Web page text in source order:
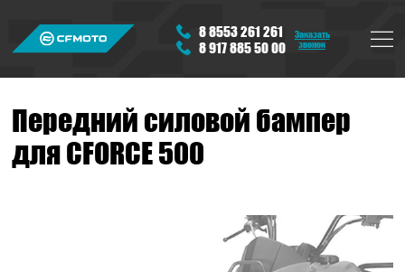
8 8553 261 261
8 917 885 50 00
Заказать
звонок
Передний силовой бампер
для CFORCE 500